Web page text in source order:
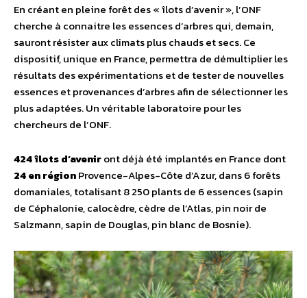
En créant en pleine forêt des « îlots d’avenir », l’ONF
cherche à connaitre les essences d’arbres qui, demain,
sauront résister aux climats plus chauds et secs. Ce
dispositif, unique en France, permettra de démultiplier les
résultats des expérimentations et de tester de nouvelles
essences et provenances d’arbres afin de sélectionner les
plus adaptées. Un véritable laboratoire pour les
chercheurs de l’ONF.
424 îlots d’aveniront déjà été implantés en France dont
24 en régionProvence-Alpes-Côte d’Azur, dans 6 forêts
domaniales, totalisant 8 250 plants de 6 essences (sapin
de Céphalonie, calocèdre, cèdre de l’Atlas, pin noir de
Salzmann, sapin de Douglas, pin blanc de Bosnie).